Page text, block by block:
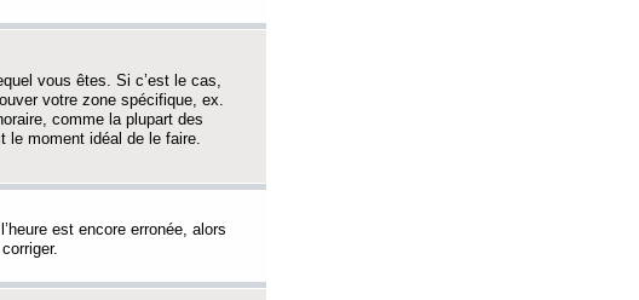
vous êtes. Si c’est le cas,
votre zone spécifique, ex.
comme la plupart des
le moment idéal de le faire.
est encore erronée, alors